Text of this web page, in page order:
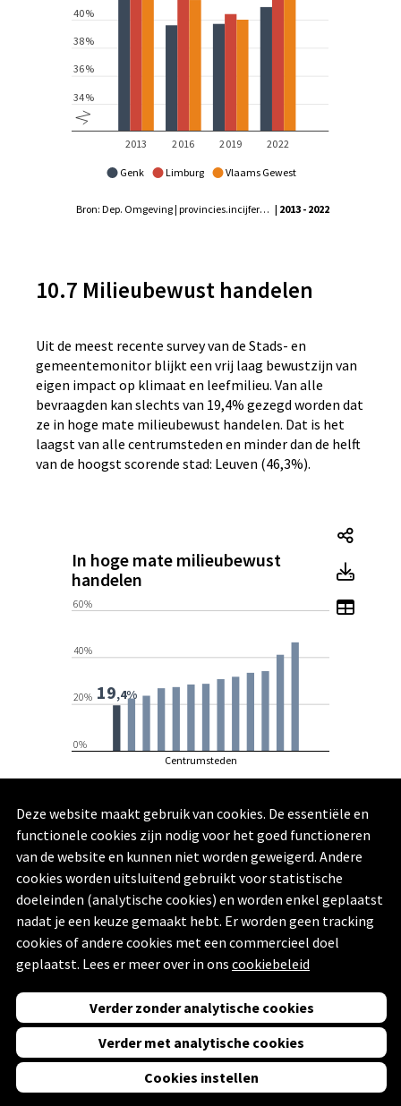
Deze website maakt gebruik van cookies. De essentiële en
functionele cookies zijn nodig voor het goed functioneren
van de website en kunnen niet worden geweigerd. Andere
cookies worden uitsluitend gebruikt voor statistische
doeleinden (analytische cookies) en worden enkel geplaatst
nadat je een keuze gemaakt hebt. Er worden geen tracking
cookies of andere cookies met een commercieel doel
geplaatst. Lees er meer over in ons cookiebeleid
Verder zonder analytische cookies
Verder met analytische cookies
Cookies instellen
Genk Limburg Vlaams Gewest
Bron: Dep. Omgeving | provincies.incijfers.be | 2013 - 2022
10.7 Milieubewust handelen
Uit de meest recente survey van de Stads- en
gemeentemonitor blijkt een vrij laag bewustzijn van
eigen impact op klimaat en leefmilieu. Van alle
bevraagden kan slechts van 19,4% gezegd worden dat
ze in hoge mate milieubewust handelen. Dat is het
laagst van alle centrumsteden en minder dan de helft
van de hoogst scorende stad: Leuven (46,3%).
In hoge mate milieubewust
handelen
Centrumsteden
0%
20%
40%
60%
19,4%
Bron: Survey stadsmonitor | Vlaamse Overheid - Agentschap Binnenlands Bestuur, Statistiek Vlaanderen | 2023
In
In
Toon
Vorige Volgende
Powered bySwing Stories
Privacyverklaring, Toegankelijkheidsverklaring enDisclaimer